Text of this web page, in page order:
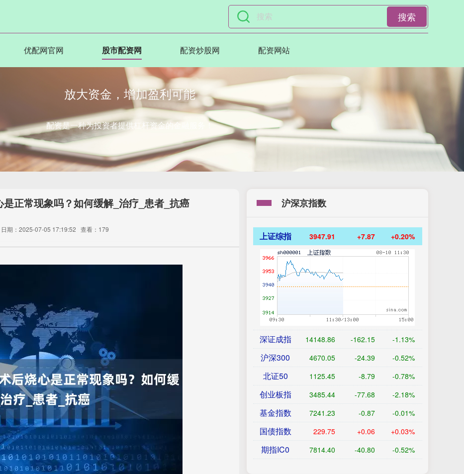
搜索
优配网官网 股市配资网 配资炒股网 配资网站
放大资金，增加盈利可能
配资是一种为投资者提供杠杆资金的金融服务！
正常现象吗？如何缓解_治疗_患者_抗癌
日期：2025-07-05 17:19:52 查看：179
沪深京指数
上证综指 3947.91 +7.87 +0.20%
深证成指 14148.86 -162.15 -1.13%
沪深300 4670.05 -24.39 -0.52%
北证50 1125.45 -8.79 -0.78%
创业板指 3485.44 -77.68 -2.18%
基金指数 7241.23 -0.87 -0.01%
国债指数 229.75 +0.06 +0.03%
期指IC0 7814.40 -40.80 -0.52%